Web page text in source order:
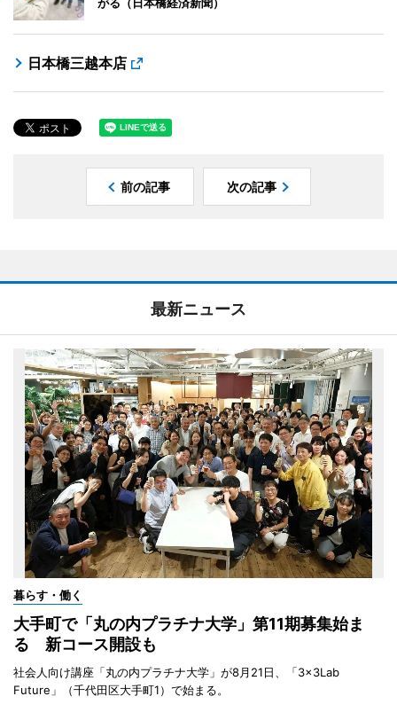
日本橋三越本店
前の記事 次の記事
最新ニュース
暮らす・働く
大手町で「丸の内プラチナ大学」第11期募集始ま
る 新コース開設も
社会人向け講座「丸の内プラチナ大学」が8月21日、「3×3Lab
Future」（千代田区大手町1）で始まる。